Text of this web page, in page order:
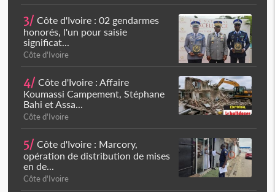
3/ Côte d'Ivoire : 02 gendarmes
honorés, l'un pour saisie
significat...
Côte d'Ivoire
4/ Côte d'Ivoire : Affaire
Koumassi Campement, Stéphane
Bahi et Assa...
Côte d'Ivoire
5/ Côte d'Ivoire : Marcory,
opération de distribution de mises
en de...
Côte d'Ivoire